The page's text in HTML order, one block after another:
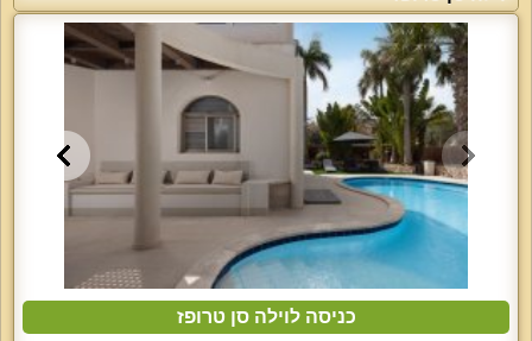
כניסה לוילה סן טרופז